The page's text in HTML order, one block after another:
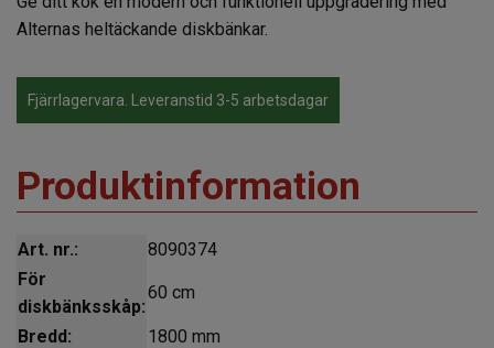
Alternas heltäckande diskbänkar.
Fjärrlagervara. Leveranstid 3-5 arbetsdagar
Produktinformation
Art. nr.:
8090374
För
diskbänksskåp:
60 cm
Bredd:
1800 mm